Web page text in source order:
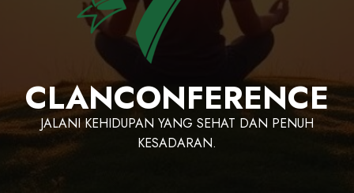
CLANCONFERENCE
JALANI KEHIDUPAN YANG SEHAT DAN PENUH
KESADARAN.